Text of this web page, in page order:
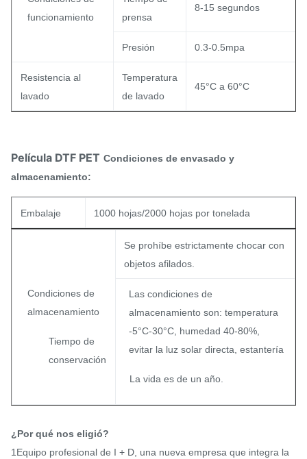
funcionamiento
prensa
8-15 segundos
Presión 0.3-0.5mpa
Resistencia al
lavado
Temperatura
de lavado
45°C a 60°C
Película DTF PET Condiciones de envasado y
almacenamiento:
Embalaje 1000 hojas/2000 hojas por tonelada
Condiciones de
almacenamiento
Tiempo de
conservación
Se prohíbe estrictamente chocar con
objetos afilados.
Las condiciones de
almacenamiento son: temperatura
-5°C-30°C, humedad 40-80%,
evitar la luz solar directa, estantería
La vida es de un año.
¿Por qué nos eligió?
1Equipo profesional de I + D, una nueva empresa que integra la